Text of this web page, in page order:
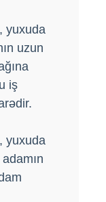
yuxuda
uzun
iş
yuxuda